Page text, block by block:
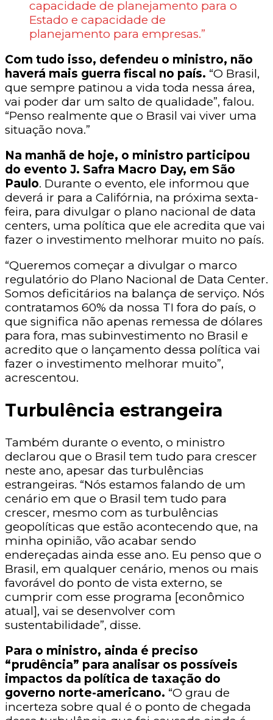
capacidade de planejamento para o
Estado e capacidade de
planejamento para empresas.”
Com tudo isso, defendeu o ministro, não
haverá mais guerra fiscal no país. “O Brasil,
que sempre patinou a vida toda nessa área,
vai poder dar um salto de qualidade”, falou.
“Penso realmente que o Brasil vai viver uma
situação nova.”
Na manhã de hoje, o ministro participou
do evento J. Safra Macro Day, em São
Paulo. Durante o evento, ele informou que
deverá ir para a Califórnia, na próxima sexta-
feira, para divulgar o plano nacional de data
centers, uma política que ele acredita que vai
fazer o investimento melhorar muito no país.
“Queremos começar a divulgar o marco
regulatório do Plano Nacional de Data Center.
Somos deficitários na balança de serviço. Nós
contratamos 60% da nossa TI fora do país, o
que significa não apenas remessa de dólares
para fora, mas subinvestimento no Brasil e
acredito que o lançamento dessa política vai
fazer o investimento melhorar muito”,
acrescentou.
Turbulência estrangeira
Também durante o evento, o ministro
declarou que o Brasil tem tudo para crescer
neste ano, apesar das turbulências
estrangeiras. “Nós estamos falando de um
cenário em que o Brasil tem tudo para
crescer, mesmo com as turbulências
geopolíticas que estão acontecendo que, na
minha opinião, vão acabar sendo
endereçadas ainda esse ano. Eu penso que o
Brasil, em qualquer cenário, menos ou mais
favorável do ponto de vista externo, se
cumprir com esse programa [econômico
atual], vai se desenvolver com
sustentabilidade”, disse.
Para o ministro, ainda é preciso
“prudência” para analisar os possíveis
impactos da política de taxação do
governo norte-americano. “O grau de
incerteza sobre qual é o ponto de chegada